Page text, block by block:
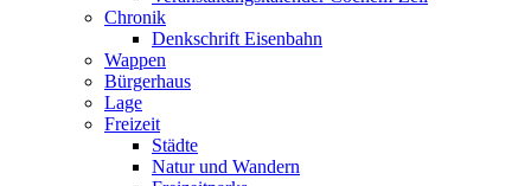
Chronik
Denkschrift Eisenbahn
Wappen
Bürgerhaus
Lage
Freizeit
Städte
Natur und Wandern